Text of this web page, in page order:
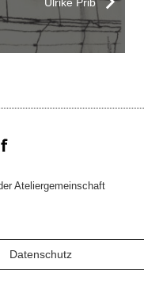
Ateliergemeinschaft
Datenschutz